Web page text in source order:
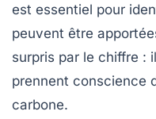
est essentiel pour
peuvent être
surpris par le chiffre :
prennent conscience
carbone.